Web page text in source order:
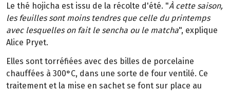
Le thé hojicha est issu de la récolte d'été. "À cette saison,
les feuilles sont moins tendres que celle du printemps
avec lesquelles on fait le sencha ou le matcha", explique
Alice Pryet.
Elles sont torréfiées avec des billes de porcelaine
chauffées à 300°C, dans une sorte de four ventilé. Ce
traitement et la mise en sachet se font sur place au